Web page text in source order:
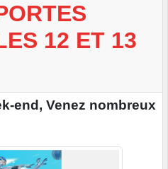
12 ET 13
end, Venez nombreux